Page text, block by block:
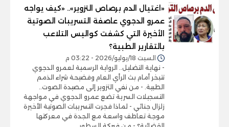
«اغتيال الدم برصاص التزوير».. «كيف يواجه
عمرو الدجوي عاصفة التسريبات الصوتية
الأخيرة التي كشفت كواليس التلاعب
بالتقارير الطبية؟
السبت 18/يوليو/2026 - 03:22 م
- نهاية التضليل.. الرواية الرسمية لعمرو الدجوي
تتبخر أمام بث الرأي العام وفضيحة شراء الذمم
الطبية. - من نفي التزوير إلى مصيدة الصوت..
التسجيلات السرية تضع عمرو الدجوي في مواجهة
زلزال جنائي - لماذا فجرت التسريبات الصوتية الأخيرة
موجة تعاطف واسعة مع الجدة في معركتها